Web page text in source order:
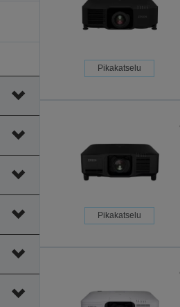
Pikakatselu
Pikakatselu